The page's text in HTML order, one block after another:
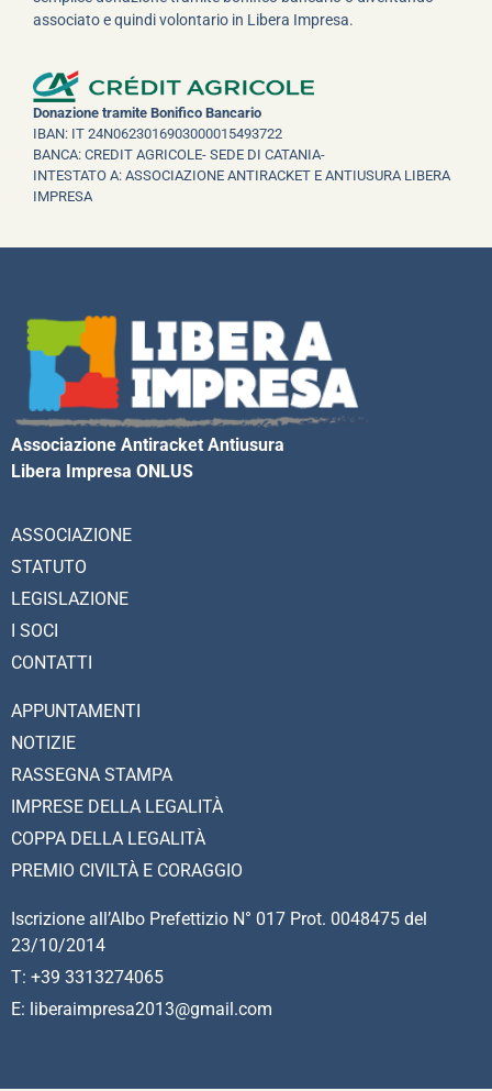
associato e quindi volontario in Libera Impresa.
Donazione tramite Bonifico Bancario
IBAN: IT 24N0623016903000015493722
BANCA: CREDIT AGRICOLE- SEDE DI CATANIA-
INTESTATO A: ASSOCIAZIONE ANTIRACKET E ANTIUSURA LIBERA
IMPRESA
Associazione Antiracket Antiusura
Libera Impresa ONLUS
ASSOCIAZIONE
STATUTO
LEGISLAZIONE
I SOCI
CONTATTI
APPUNTAMENTI
NOTIZIE
RASSEGNA STAMPA
IMPRESE DELLA LEGALITÀ
COPPA DELLA LEGALITÀ
PREMIO CIVILTÀ E CORAGGIO
Iscrizione all’Albo Prefettizio N° 017 Prot. 0048475 del
23/10/2014
T: +39 3313274065
E: liberaimpresa2013@gmail.com